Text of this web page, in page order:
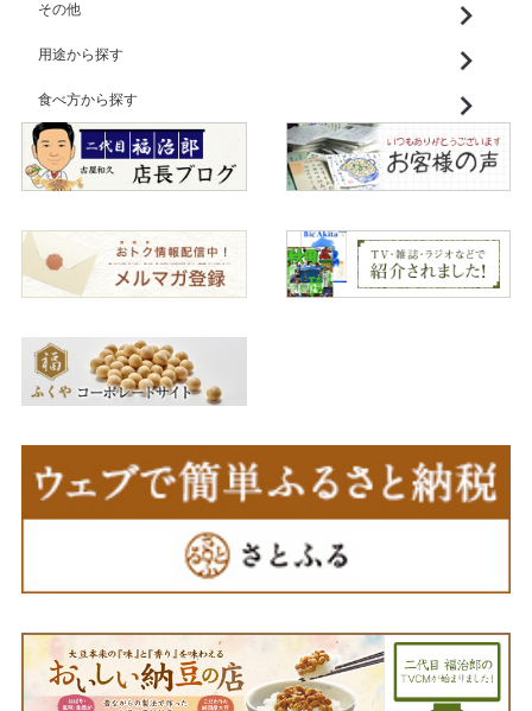
その他
用途から探す
食べ方から探す